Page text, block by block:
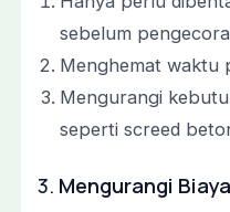
sebelum
Menghemat waktu
Mengurangi
seperti screed
3. Mengurangi